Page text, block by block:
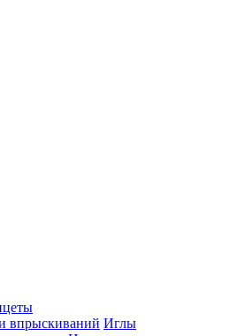
впрыскиваний Иглы